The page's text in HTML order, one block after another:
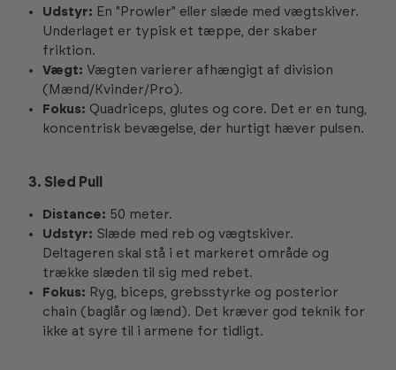
Udstyr: En " Prowler" eller slæde med vægtskiver.
Underlaget er typisk et tæppe, der skaber
friktion.
Vægt: Vægten varierer afhængigt af division
(Mænd/Kvinder/Pro).
Fokus: Quadriceps, glutes og core. Det er en tung,
koncentrisk bevægelse, der hurtigt hæver pulsen.
3. Sled Pull
Distance: 50 meter.
Udstyr: Slæde med reb og vægtskiver.
Deltageren skal stå i et markeret område og
trække slæden til sig med rebet.
Fokus: Ryg, biceps, grebsstyrke og posterior
chain (baglår og lænd). Det kræver god teknik for
ikke at syre til i armene for tidligt.